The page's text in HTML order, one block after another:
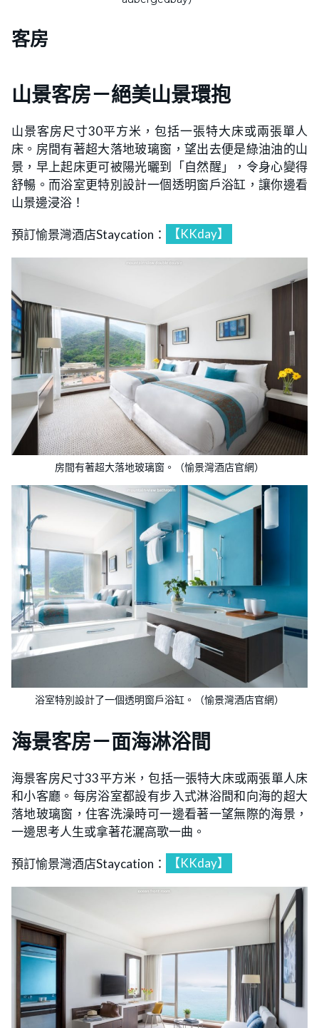
客房
山景客房－絕美山景環抱
山景客房尺寸30平方米，包括一張特大床或兩張單人
床。房間有著超大落地玻璃窗，望出去便是綠油油的山
景，早上起床更可被陽光曬到「自然醒」，令身心變得
舒暢。而浴室更特別設計一個透明窗戶浴缸，讓你邊看
山景邊浸浴！
預訂愉景灣酒店Staycation： 【KKday】
房間有著超大落地玻璃窗。（愉景灣酒店官網）
浴室特別設計了一個透明窗戶浴缸。（愉景灣酒店官網）
海景客房－面海淋浴間
海景客房尺寸33平方米，包括一張特大床或兩張單人床
和小客廳。每房浴室都設有步入式淋浴間和向海的超大
落地玻璃窗，住客洗澡時可一邊看著一望無際的海景，
一邊思考人生或拿著花灑高歌一曲。
預訂愉景灣酒店Staycation： 【KKday】